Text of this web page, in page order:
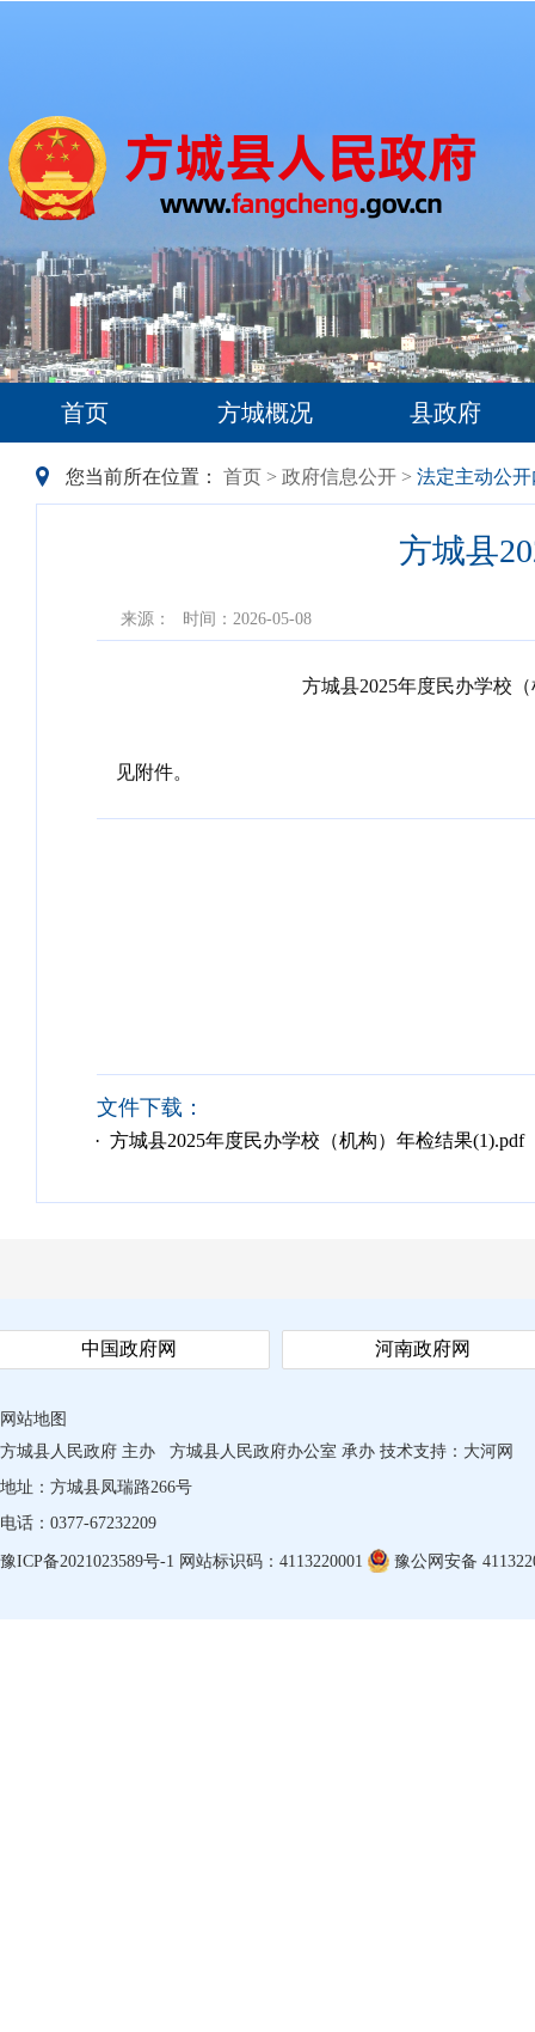
首页 方城概况 县政府
您当前所在位置： 首页 > 政府信息公开 > 法定主动公
方城县
来源： 时间：2026-05-08
方城县2025年度民办学校（机构
见附件。
文件下载：
· 方城县2025年度民办学校（机构）年检结果(1).pdf
中国政府网 河南政府网
网站地图
方城县人民政府 主办
方城县人民政府办公室 承办 技术支持： 大河网
地址：方城县凤瑞路266号
电话：0377-67232209
豫ICP备2021023589号-1 网站标识码：4113220001 豫公网安备